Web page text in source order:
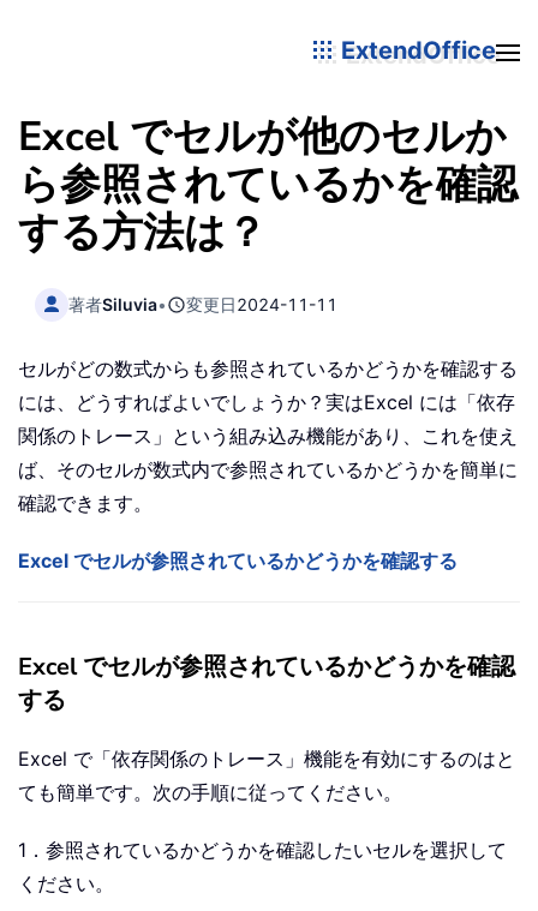
ExtendOffice
Excel でセルが他のセルか
ら参照されているかを確認
する方法は？
著者Siluvia• 変更日2024-11-11
セルがどの数式からも参照されているかどうかを確認する
には、どうすればよいでしょうか？実はExcel には「依存
関係のトレース」という組み込み機能があり、これを使え
ば、そのセルが数式内で参照されているかどうかを簡単に
確認できます。
Excel でセルが参照されているかどうかを確認する
Excel でセルが参照されているかどうかを確認
する
Excel で「依存関係のトレース」機能を有効にするのはと
ても簡単です。次の手順に従ってください。
1．参照されているかどうかを確認したいセルを選択して
ください。